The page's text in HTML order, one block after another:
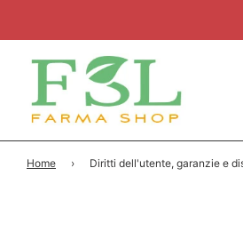
Home › Diritti dell'utente, garanzie e